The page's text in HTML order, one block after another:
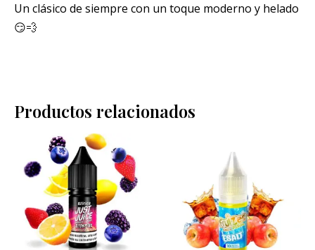
Un clásico de siempre con un toque moderno y helado
😏💨
Productos relacionados
múltiples
variantes.
Rango
de
precios:
desde
6,40 €
hasta
6,90 €
de
precios:
desde
6,40 €
hasta
6,90 €